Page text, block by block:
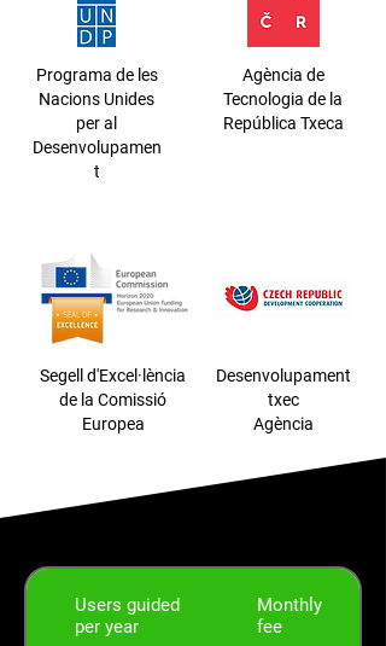
Programa de les
Nacions Unides
per al
Desenvolupamen
t
Segell d'Excel·lència
de la Comissió
Europea
Agència de
Tecnologia de la
República Txeca
Desenvolupament
txec
Agència
Users guided
per year
Monthly
fee